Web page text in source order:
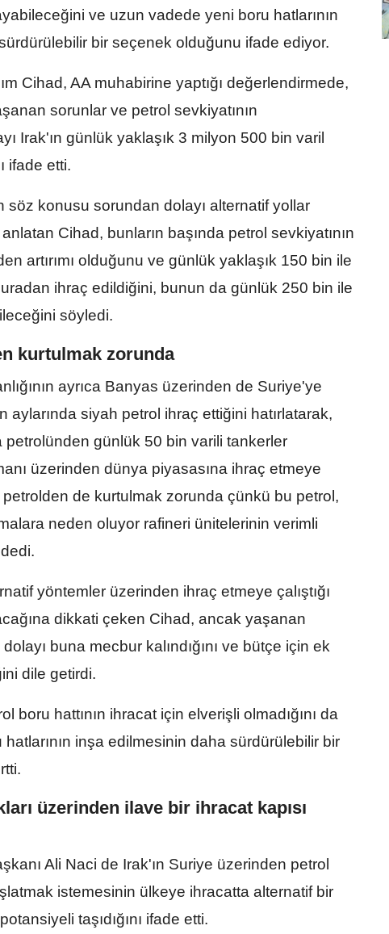
ve uzun vadede yeni boru hatlarının
bir seçenek olduğunu ifade ediyor.
Cihad, AA muhabirine yaptığı değerlendirmede,
sorunlar ve petrol sevkiyatının
Irak'ın günlük yaklaşık 3 milyon 500 bin varil
ifade etti.
söz konusu sorundan dolayı alternatif yollar
Cihad, bunların başında petrol sevkiyatının
artırımı olduğunu ve günlük yaklaşık 150 bin ile
ihraç edildiğini, bunun da günlük 250 bin ile
söyledi.
kurtulmak zorunda
ayrıca Banyas üzerinden de Suriye'ye
aylarında siyah petrol ihraç ettiğini hatırlatarak,
petrolünden günlük 50 bin varili tankerler
üzerinden dünya piyasasına ihraç etmeye
petrolden de kurtulmak zorunda çünkü bu petrol,
neden oluyor rafineri ünitelerinin verimli
yöntemler üzerinden ihraç etmeye çalıştığı
dikkati çeken Cihad, ancak yaşanan
buna mecbur kalındığını ve bütçe için ek
dile getirdi.
boru hattının ihracat için elverişli olmadığını da
inşa edilmesinin daha sürdürülebilir bir
üzerinden ilave bir ihracat kapısı
Ali Naci de Irak'ın Suriye üzerinden petrol
istemesinin ülkeye ihracatta alternatif bir
taşıdığını ifade etti.